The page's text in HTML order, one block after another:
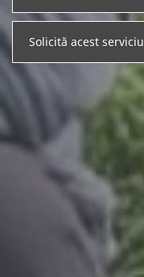
Solicită acest serviciu